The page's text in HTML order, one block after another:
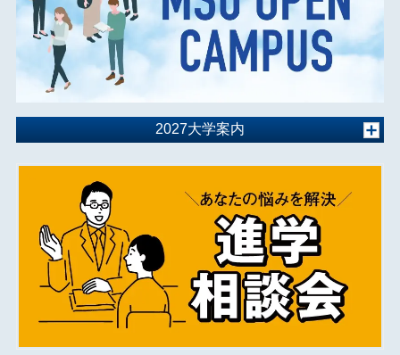
2027大学案内